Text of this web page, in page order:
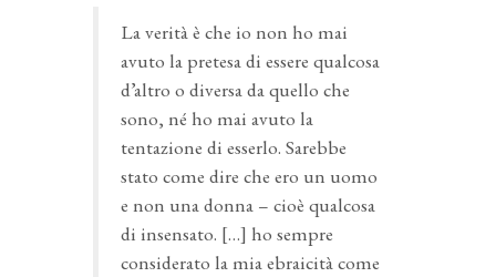
La verità è che io non ho mai
avuto la pretesa di essere qualcosa
d’altro o diversa da quello che
sono, né ho mai avuto la
tentazione di esserlo. Sarebbe
stato come dire che ero un uomo
e non una donna – cioè qualcosa
di insensato. […] ho sempre
considerato la mia ebraicità come